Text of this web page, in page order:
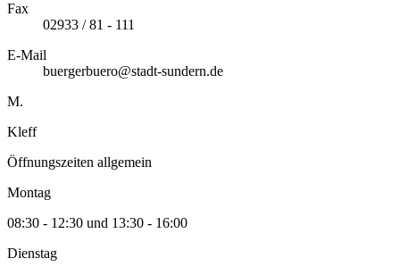
Fax
02933 / 81 - 111
E-Mail
buergerbuero@stadt-sundern.de
M.
Kleff
Öffnungszeiten allgemein
Montag
08:30 - 12:30 und 13:30 - 16:00
Dienstag